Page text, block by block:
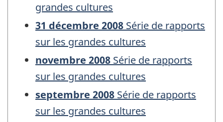
grandes cultures
31 décembre 2008 Série de rapports
sur les grandes cultures
novembre 2008 Série de rapports
sur les grandes cultures
septembre 2008 Série de rapports
sur les grandes cultures